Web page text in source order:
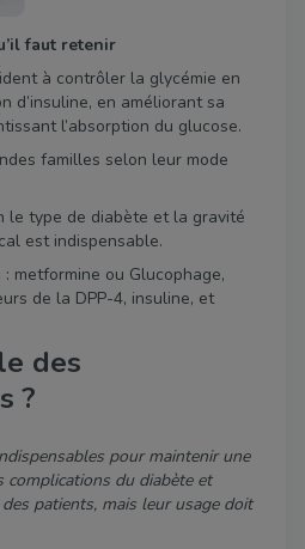
faut retenir
à contrôler la glycémie en
d’insuline, en améliorant sa
l’absorption du glucose.
familles selon leur mode
le type de diabète et la gravité
est indispensable.
metformine ou Glucophage,
de la DPP-4, insuline, et
des
?
pour maintenir une
complications du diabète et
patients, mais leur usage doit